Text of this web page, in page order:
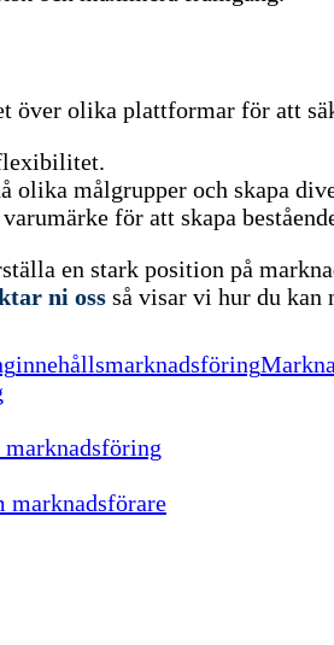
över olika plattformar för att
olika målgrupper och skapa
för att skapa
en stark position på
ni oss så visar vi hur du kan
innehållsmarknadsföring
marknadsförare